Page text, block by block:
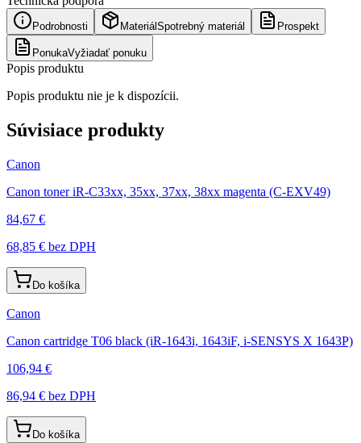
Podrobnosti Materiál Spotrebný materiál Prospekt
PonukaVyžiadať ponuku
Popis produktu
Popis produktu nie je k dispozícii.
Súvisiace produkty
Canon
Canon toner iR-C33xx, 35xx, 37xx, 38xx magenta (C-EXV49)
84,67 €
68,85 € bez DPH
Do košíka
Canon
Canon cartridge T06 black (iR-1643i, 1643iF, i-SENSYS X 1643P)
106,94 €
86,94 € bez DPH
Do košíka